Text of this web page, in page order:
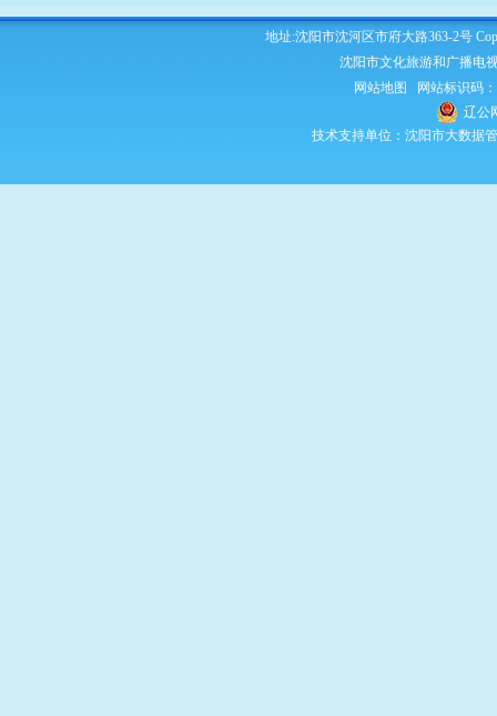
地址:沈阳市沈河区市府大路363-2号
沈阳市文化旅游和广播电
网站地图
网站标识码
辽公
技术支持单位：沈阳市大数据